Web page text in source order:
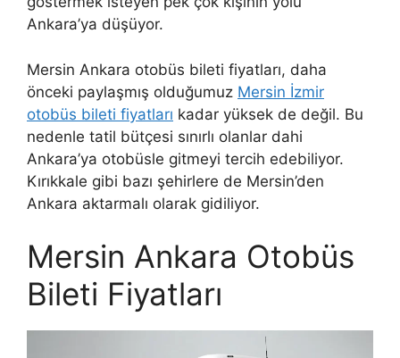
Ankara’ya düşüyor.
Mersin Ankara otobüs bileti fiyatları, daha
önceki paylaşmış olduğumuz Mersin İzmir
otobüs bileti fiyatları kadar yüksek de değil. Bu
nedenle tatil bütçesi sınırlı olanlar dahi
Ankara’ya otobüsle gitmeyi tercih edebiliyor.
Kırıkkale gibi bazı şehirlere de Mersin’den
Ankara aktarmalı olarak gidiliyor.
Mersin Ankara Otobüs
Bileti Fiyatları